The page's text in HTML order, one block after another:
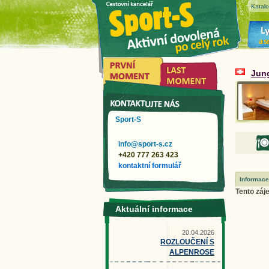
Informace
Tento
Sport-S
info@sport-s.cz
+420 777 263 423
kontaktní formulář
Aktuální informace
20.04.2026
ROZLOUČENÍ S
ALPENROSE